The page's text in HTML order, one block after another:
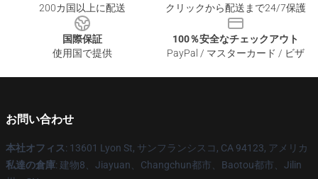
200カ国以上に配送
クリックから配送まで24/7保護
国際保証
使用国で提供
100％安全なチェックアウト
PayPal / マスターカード / ビザ
お問い合わせ
本社オフィス: 13601 Lyon St, サンフランシスコ, CA 94123, アメリカ
私達の倉庫: 建物8、Jiayuan、Changchun都市、Baotou都市、Jilin